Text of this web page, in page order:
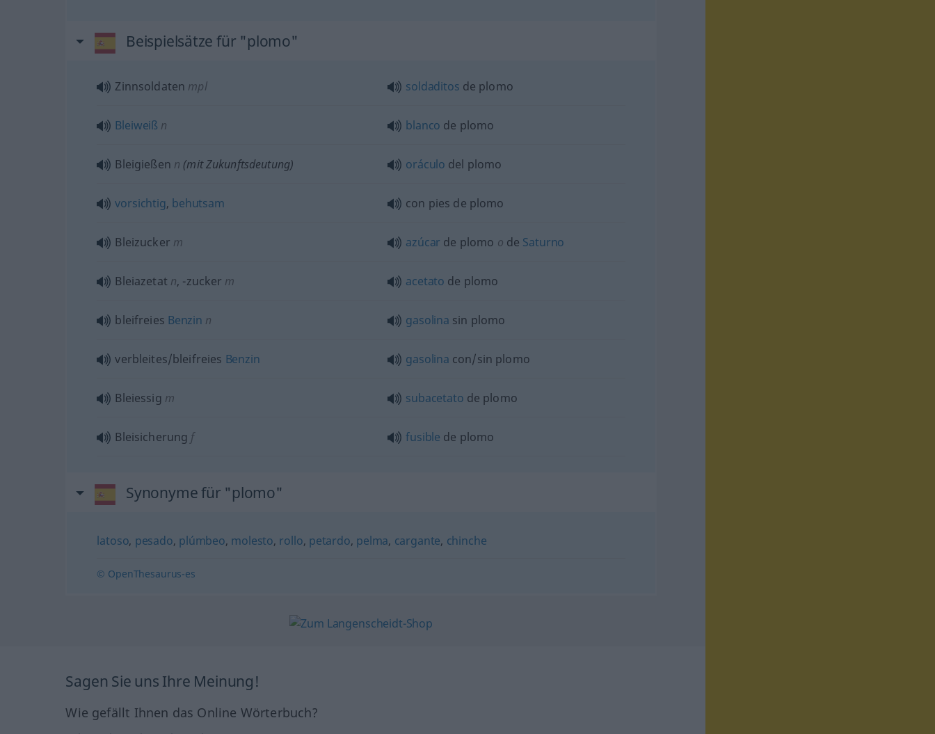
Beispielsätze für "plomo"
Zinnsoldaten mpl soldaditos de plomo
Bleiweiß n blanco de plomo
Bleigießen n (mit Zukunftsdeutung) oráculo del plomo
vorsichtig, behutsam con pies de plomo
Bleizucker m azúcar de plomo o de Saturno
Bleiazetat n, -zucker m acetato de plomo
bleifreies Benzin n gasolina sin plomo
verbleites/bleifreies Benzin gasolina con/sin plomo
Bleiessig m subacetato de plomo
Bleisicherung f fusible de plomo
Synonyme für "plomo"
latoso, pesado, plúmbeo, molesto, rollo, petardo, pelma, cargante, chinche
© OpenThesaurus-es
Sagen Sie uns Ihre Meinung!
Wie gefällt Ihnen das Online Wörterbuch?